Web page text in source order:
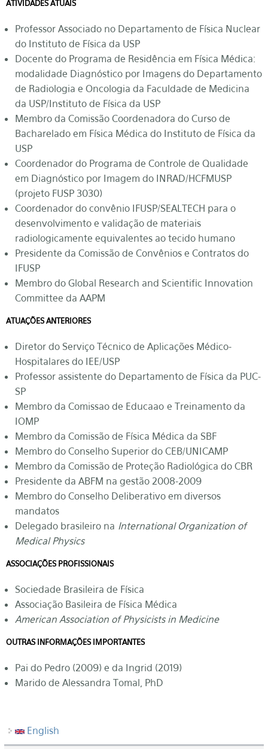
ATIVIDADES ATUAIS
Professor Associado no Departamento de Física Nuclear
do Instituto de Física da USP
Docente do Programa de Residência em Física Médica:
modalidade Diagnóstico por Imagens do Departamento
de Radiologia e Oncologia da Faculdade de Medicina
da USP/Instituto de Física da USP
Membro da Comissão Coordenadora do Curso de
Bacharelado em Física Médica do Instituto de Física da
USP
Coordenador do Programa de Controle de Qualidade
em Diagnóstico por Imagem do INRAD/HCFMUSP
(projeto FUSP 3030)
Coordenador do convênio IFUSP/SEALTECH para o
desenvolvimento e validação de materiais
radiologicamente equivalentes ao tecido humano
Presidente da Comissão de Convênios e Contratos do
IFUSP
Membro do Global Research and Scientific Innovation
Committee da AAPM
ATUAÇÕES ANTERIORES
Diretor do Serviço Técnico de Aplicações Médico-
Hospitalares do IEE/USP
Professor assistente do Departamento de Física da PUC-
SP
Membro da Comissao de Educaao e Treinamento da
IOMP
Membro da Comissão de Física Médica da SBF
Membro do Conselho Superior do CEB/UNICAMP
Membro da Comissão de Proteção Radiológica do CBR
Presidente da ABFM na gestão 2008-2009
Membro do Conselho Deliberativo em diversos
mandatos
Delegado brasileiro na International Organization of
Medical Physics
ASSOCIAÇÕES PROFISSIONAIS
Sociedade Brasileira de Física
Associação Basileira de Física Médica
American Association of Physicists in Medicine
OUTRAS INFORMAÇÕES IMPORTANTES
Pai do Pedro (2009) e da Ingrid (2019)
Marido de Alessandra Tomal, PhD
English